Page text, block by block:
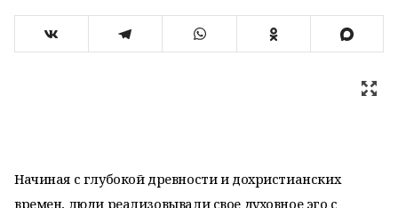
Начиная с глубокой древности и дохристианских
времен, люди реализовывали свое духовное эго с